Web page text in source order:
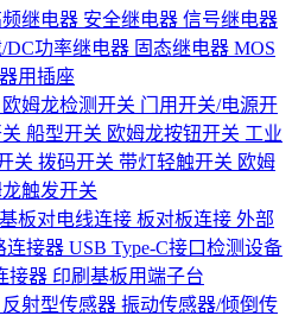
频继电器 安全继电器 信号继电器
DC功率继电器 固态继电器 MOS
用插座
欧姆龙检测开关 门用开关/电源开
船型开关 欧姆龙按钮开关 工业
关 拨码开关 带灯轻触开关 欧姆
触发开关
基板对电线连接 板对板连接 外部
连接器 USB Type-C接口检测设备
接器 印刷基板用端子台
反射型传感器 振动传感器/倾倒传